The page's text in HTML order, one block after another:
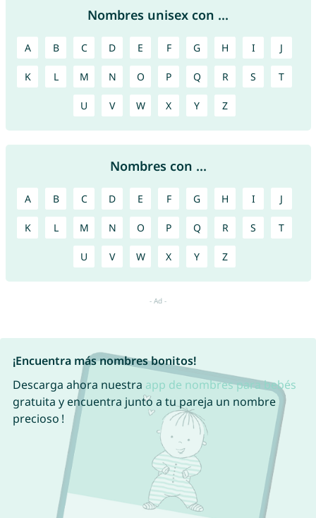
Nombres unisex con ...
A B C D E F G H I J
K L M N O P Q R S T
U V W X Y Z
Nombres con ...
A B C D E F G H I J
K L M N O P Q R S T
U V W X Y Z
¡Encuentra más nombres bonitos!
Descarga ahora nuestra app de nombres para bebés
gratuita y encuentra junto a tu pareja un nombre
precioso !